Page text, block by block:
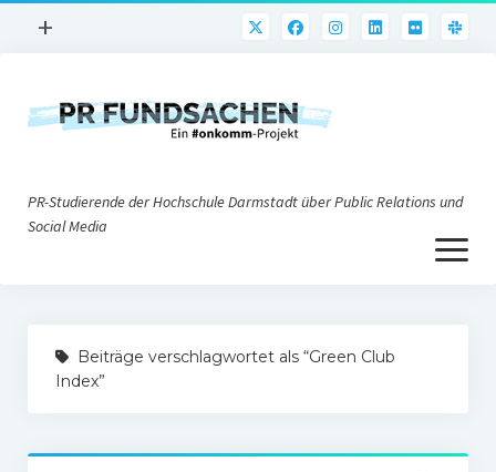
Menü
+
PR@h_da
Nonprofit-PR
Corporate Weblogs
Social Media
PR-Studierende der Hochschule Darmstadt über Public Relations und
Social Media
Menü
öffnen
Impressum
Beiträge verschlagwortet als “Green Club
Index”